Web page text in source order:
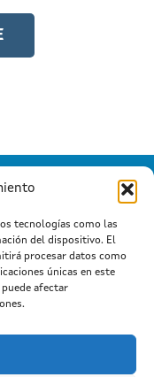
tecnologías como las
del dispositivo. El
procesar datos como
únicas en este
afectar
pola Xunta de
e queixas